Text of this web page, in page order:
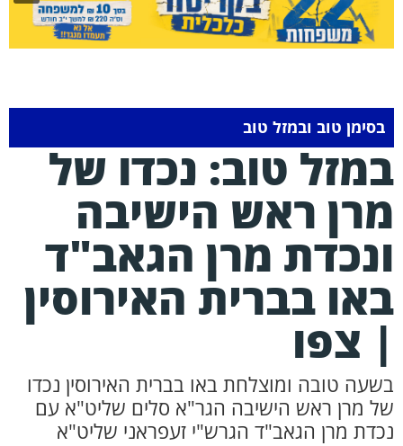
בסימן טוב ובמזל טוב
טוב: נכדו של
ראש הישיבה
מרן הגאב"ד
בברית האירוסין
צפו
טובה ומוצלחת באו בברית האירוסין נכדו
מרן ראש הישיבה הגר"א סלים שליט"א עם
מרן הגאב"ד הגרש"י זעפראני שליט"א